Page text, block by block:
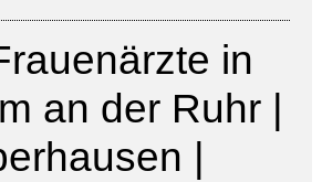
in
an der Ruhr |
|